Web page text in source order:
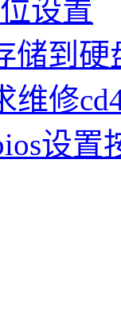
设置
储到硬
维修
设置